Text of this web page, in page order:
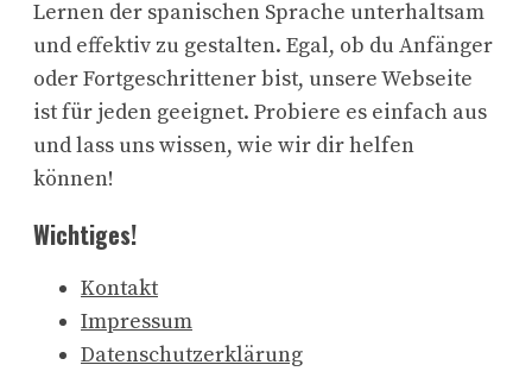
Lernen der spanischen Sprache unterhaltsam
und effektiv zu gestalten. Egal, ob du Anfänger
oder Fortgeschrittener bist, unsere Webseite
ist für jeden geeignet. Probiere es einfach aus
und lass uns wissen, wie wir dir helfen
können!
Wichtiges!
Kontakt
Impressum
Datenschutzerklärung